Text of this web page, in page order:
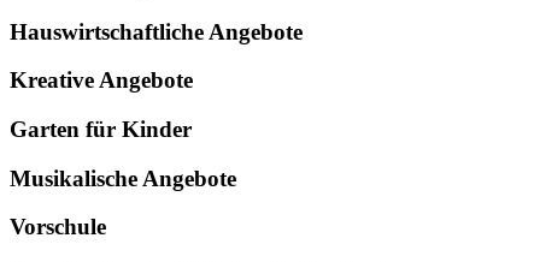
Hauswirtschaftliche Angebote
Kreative Angebote
Garten für Kinder
Musikalische Angebote
Vorschule